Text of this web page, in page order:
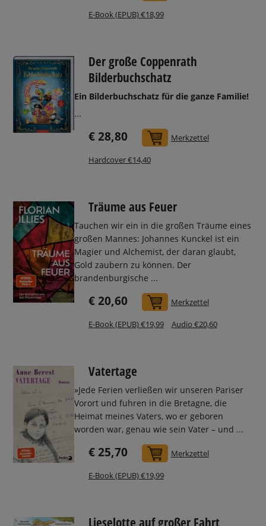
E-Book (EPUB) €18,99
Der große Coppenrath
Bilderbuchschatz
Ein Bilderbuchschatz für die ganze Familie!
...
€ 28,80 In den Warenkorb
Merkzettel
Hardcover €14,40
Träume aus Feuer
Tauchen wir ein in die großen Träume eines
großen Mannes: Johannes Kunckel ist ein
Magier und Alchemist, der daran glaubt,
Gold zaubern zu können. Der
brandenburgische ...
€ 20,60 In den Warenkorb
Merkzettel
E-Book (EPUB) €19,99 Audio €20,60
Vatertage
»Jede Ferien verließen wir unseren Pariser
Vorort und fuhren in die Bretagne, die
Heimat meines Vaters, wo er geboren
worden war, genau wie sein Vater – und ...
€ 25,70 In den Warenkorb
Merkzettel
E-Book (EPUB) €19,99
Lieselotte auf großer Fahrt